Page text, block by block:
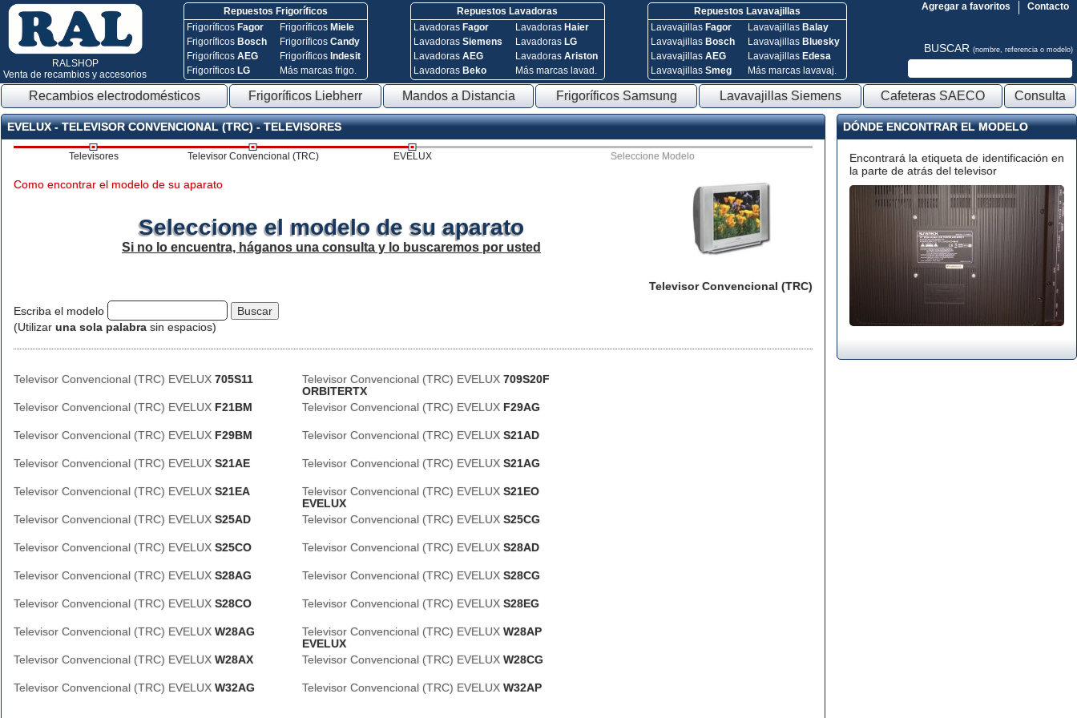
RALSHOP
Venta de recambios y accesorios
Repuestos Frigoríficos
Frigoríficos Fagor
Frigoríficos Bosch
FrigoríficosAEG
Frigoríficos LG
Frigoríficos Miele
FrigoríficosCandy
Frigoríficos Indesit
Más marcas frigo.
Repuestos Lavadoras
Lavadoras Fagor
Lavadoras Siemens
Lavadoras AEG
Lavadoras Beko
Lavadoras Haier
Lavadoras LG
Lavadoras Ariston
Más marcas lavad.
Repuestos Lavavajillas
Lavavajillas Fagor
Lavavajillas Bosch
Lavavajillas AEG
Lavavajillas Smeg
Lavavajillas Balay
Lavavajillas Bluesky
Lavavajillas Edesa
Más marcas lavavaj.
Contacto
Agregar a favoritos
BUSCAR (nombre, referencia o modelo)
Recambios electrodomésticos Frigoríficos Liebherr Mandos a Distancia Frigoríficos Samsung Lavavajillas Siemens Cafeteras SAECO Consulta
EVELUX - TELEVISOR CONVENCIONAL (TRC) - TELEVISORES
Televisores Televisor Convencional (TRC) EVELUX Seleccione Modelo
Televisor Convencional (TRC)
Como encontrar el modelo de su aparato
Seleccione el modelo de su aparato
Si no lo encuentra, háganos una consulta y lo buscaremos por usted
Escriba el modelo
(Utilizar una sola palabra sin espacios)
Televisor Convencional (TRC) EVELUX 705S11 Televisor Convencional (TRC) EVELUX 709S20F
ORBITERTX
Televisor Convencional (TRC) EVELUX F21BM Televisor Convencional (TRC) EVELUX F29AG
Televisor Convencional (TRC) EVELUX F29BM Televisor Convencional (TRC) EVELUX S21AD
Televisor Convencional (TRC) EVELUX S21AE Televisor Convencional (TRC) EVELUX S21AG
Televisor Convencional (TRC) EVELUX S21EA Televisor Convencional (TRC) EVELUX S21EO
EVELUX
Televisor Convencional (TRC) EVELUX S25AD Televisor Convencional (TRC) EVELUX S25CG
Televisor Convencional (TRC) EVELUX S25CO Televisor Convencional (TRC) EVELUX S28AD
Televisor Convencional (TRC) EVELUX S28AG Televisor Convencional (TRC) EVELUX S28CG
Televisor Convencional (TRC) EVELUX S28CO Televisor Convencional (TRC) EVELUX S28EG
Televisor Convencional (TRC) EVELUX W28AG Televisor Convencional (TRC) EVELUX W28AP
EVELUX
Televisor Convencional (TRC) EVELUX W28AX Televisor Convencional (TRC) EVELUX W28CG
Televisor Convencional (TRC) EVELUX W32AG Televisor Convencional (TRC) EVELUX W32AP
DÓNDE ENCONTRAR EL MODELO
Encontrará la etiqueta de identificación en
la parte de atrás del televisor